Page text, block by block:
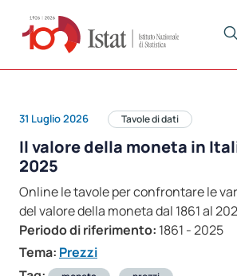
31 Luglio 2026 Tavole di dati
Il valore della moneta in
2025
Online le tavole per confrontare le
del valore della moneta dal 1861 al
Periodo di riferimento: 1861 - 2025
Tema: Prezzi